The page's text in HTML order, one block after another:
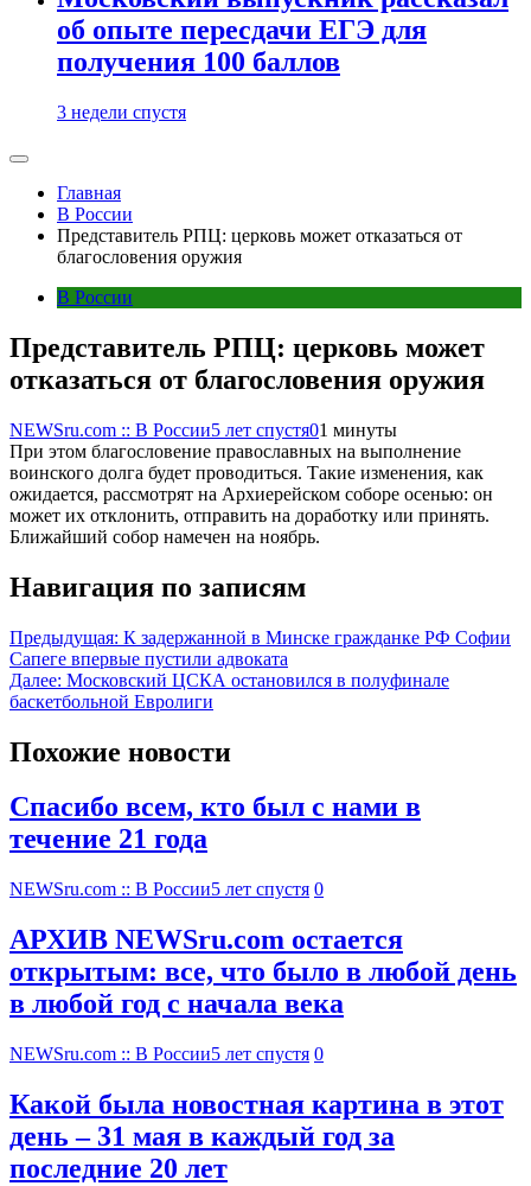
об опыте пересдачи ЕГЭ для
получения 100 баллов
3 недели спустя
Главная
В России
Представитель РПЦ: церковь может отказаться от
благословения оружия
В России
Представитель РПЦ: церковь может
отказаться от благословения оружия
NEWSru.com :: В России5 лет спустя01 минуты
При этом благословение православных на выполнение
воинского долга будет проводиться. Такие изменения, как
ожидается, рассмотрят на Архиерейском соборе осенью: он
может их отклонить, отправить на доработку или принять.
Ближайший собор намечен на ноябрь.
Навигация по записям
Предыдущая: К задержанной в Минске гражданке РФ Софии
Сапеге впервые пустили адвоката
Далее: Московский ЦСКА остановился в полуфинале
баскетбольной Евролиги
Похожие новости
Спасибо всем, кто был с нами в
течение 21 года
NEWSru.com :: В России5 лет спустя 0
АРХИВ NEWSru.com остается
открытым: все, что было в любой день
в любой год с начала века
NEWSru.com :: В России5 лет спустя 0
Какой была новостная картина в этот
день – 31 мая в каждый год за
последние 20 лет